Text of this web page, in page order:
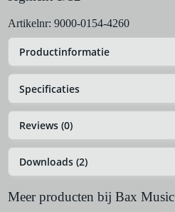
Artikelnr: 9000-0154-4260
Productinformatie
Specificaties
Reviews (0)
Downloads (2)
Meer producten bij Bax Music